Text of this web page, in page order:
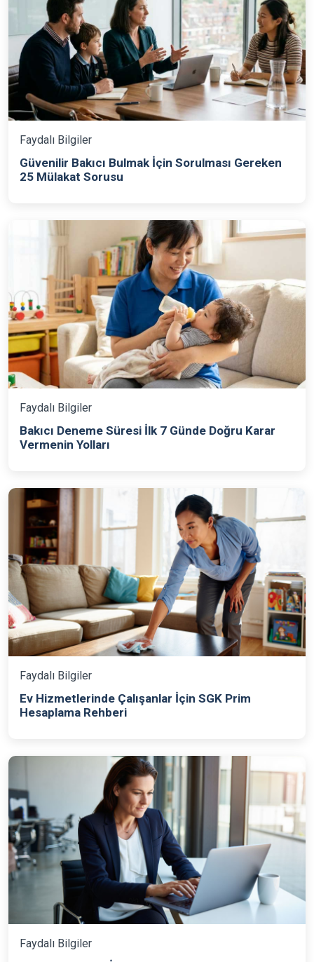
Faydalı Bilgiler
Güvenilir Bakıcı Bulmak İçin Sorulması Gereken
25 Mülakat Sorusu
Faydalı Bilgiler
Bakıcı Deneme Süresi İlk 7 Günde Doğru Karar
Vermenin Yolları
Faydalı Bilgiler
Ev Hizmetlerinde Çalışanlar İçin SGK Prim
Hesaplama Rehberi
Faydalı Bilgiler